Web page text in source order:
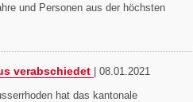
und Personen aus der höchsten
verabschiedet
08.01.2021
hat das kantonale